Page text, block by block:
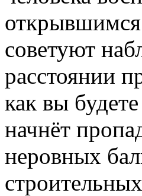
открывшимся
советуют
расстоянии
как вы
начнёт
неровных